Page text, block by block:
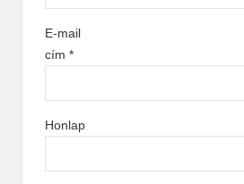
E-mail
cím *
Honlap